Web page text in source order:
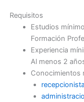
Requisitos
Estudios
Formación
Experiencia
Al menos 2
Conocimientos
recepcionista